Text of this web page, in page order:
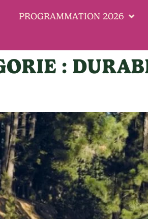
PROGRAMMATION 2026
: